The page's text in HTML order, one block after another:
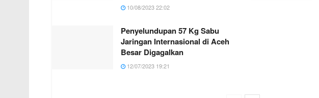
10/08/2023 22:02
Penyelundupan 57 Kg Sabu
Jaringan Internasional di Aceh
Besar Digagalkan
12/07/2023 19:21